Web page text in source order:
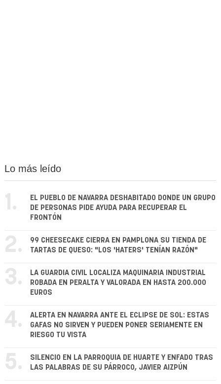
Lo más leído
1.
EL PUEBLO DE NAVARRA DESHABITADO DONDE UN GRUPO
DE PERSONAS PIDE AYUDA PARA RECUPERAR EL
FRONTÓN
2.
99 CHEESECAKE CIERRA EN PAMPLONA SU TIENDA DE
TARTAS DE QUESO: "LOS 'HATERS' TENÍAN RAZÓN"
3.
LA GUARDIA CIVIL LOCALIZA MAQUINARIA INDUSTRIAL
ROBADA EN PERALTA Y VALORADA EN HASTA 200.000
EUROS
4.
ALERTA EN NAVARRA ANTE EL ECLIPSE DE SOL: ESTAS
GAFAS NO SIRVEN Y PUEDEN PONER SERIAMENTE EN
RIESGO TU VISTA
5.
SILENCIO EN LA PARROQUIA DE HUARTE Y ENFADO TRAS
LAS PALABRAS DE SU PÁRROCO, JAVIER AIZPÚN